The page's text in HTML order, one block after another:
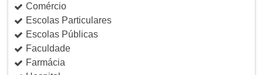
Comércio
Escolas Particulares
Escolas Públicas
Faculdade
Farmácia